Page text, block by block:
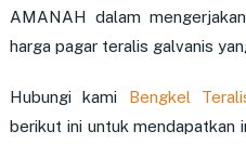
AMANAH dalam
harga pagar teralis galvanis
Hubungi kami Bengkel
berikut ini untuk mendapatkan